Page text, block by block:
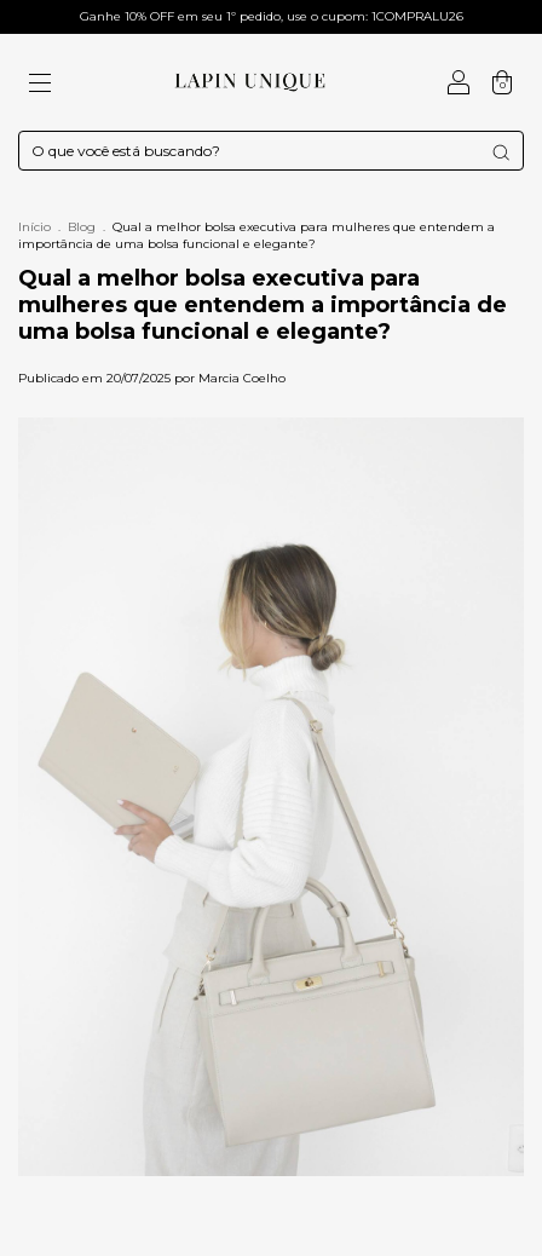
Ganhe 10% OFF em seu 1º pedido, use o cupom: 1COMPRALU26
0
Início . Blog . Qual a melhor bolsa executiva para mulheres que entendem a
importância de uma bolsa funcional e elegante?
Qual a melhor bolsa executiva para
mulheres que entendem a importância de
uma bolsa funcional e elegante?
Publicado em 20/07/2025 por Marcia Coelho